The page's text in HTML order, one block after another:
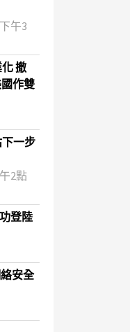
午3
撤
作雙
一步
2點
登陸
安全